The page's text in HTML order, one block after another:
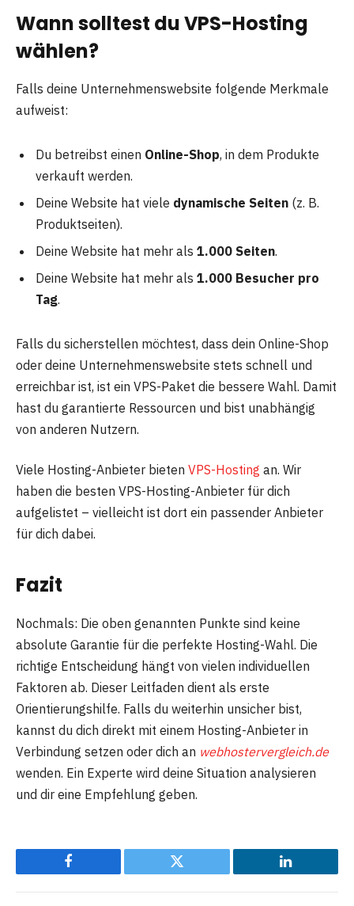
Wann solltest du VPS-Hosting
wählen?
Falls deine Unternehmenswebsite folgende Merkmale
aufweist:
Du betreibst einen Online-Shop, in dem Produkte
verkauft werden.
Deine Website hat viele dynamische Seiten (z. B.
Produktseiten).
Deine Website hat mehr als 1.000 Seiten.
Deine Website hat mehr als 1.000 Besucher pro
Tag.
Falls du sicherstellen möchtest, dass dein Online-Shop
oder deine Unternehmenswebsite stets schnell und
erreichbar ist, ist ein VPS-Paket die bessere Wahl. Damit
hast du garantierte Ressourcen und bist unabhängig
von anderen Nutzern.
Viele Hosting-Anbieter bieten VPS-Hosting an. Wir
haben die besten VPS-Hosting-Anbieter für dich
aufgelistet – vielleicht ist dort ein passender Anbieter
für dich dabei.
Fazit
Nochmals: Die oben genannten Punkte sind keine
absolute Garantie für die perfekte Hosting-Wahl. Die
richtige Entscheidung hängt von vielen individuellen
Faktoren ab. Dieser Leitfaden dient als erste
Orientierungshilfe. Falls du weiterhin unsicher bist,
kannst du dich direkt mit einem Hosting-Anbieter in
Verbindung setzen oder dich an webhostervergleich.de
wenden. Ein Experte wird deine Situation analysieren
und dir eine Empfehlung geben.
Facebook Twitter LinkedIn